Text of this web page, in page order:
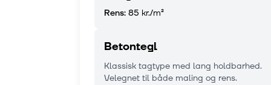
Rens: 85 kr./m²
Betontegl
Klassisk tagtype med lang holdbarhed.
Velegnet til både maling og rens.